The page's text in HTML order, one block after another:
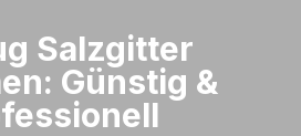
Salzgitter​
Günstig &